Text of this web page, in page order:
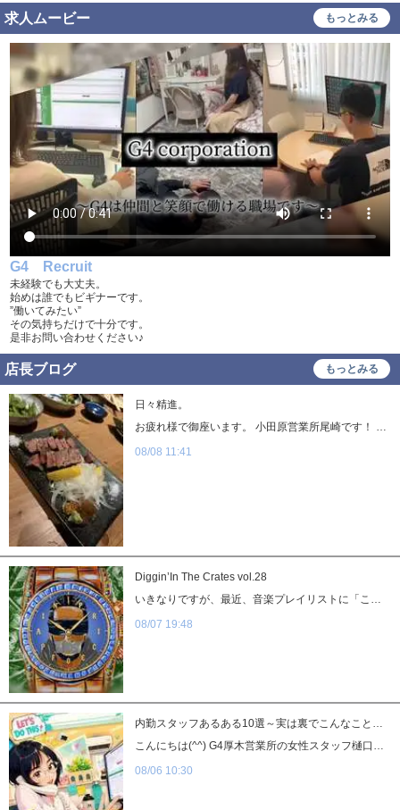
履歴書不要
幹部候補 車･バイク通勤可
髪型自由 服装自由
タトゥー可 制服貸与
入社祝い金支給 勤務地相談
WEB面接OK 在宅ワーク可
オフィス内分煙・禁煙 送迎車持込禁煙可
即日採用合否通達可 残業代支給
求人ムービー もっとみる
G4 Recruit
未経験でも大丈夫。
始めは誰でもビギナーです。
”働いてみたい”
その気持ちだけで十分です。
是非お問い合わせください♪
店長ブログ もっとみる
日々精進。
お疲れ様で御座います。 小田原営業所尾崎です！ 今年も残すところ半年きりましたね！！ 年々月日が経つのが早く感じる今日この頃。。。 昨日は社長にご馳走させていただきました。 どの料理もめちゃくちゃ美味しかったです！ ご馳走様でしたm(__)m 健康第一で日精進致します。 押忍。 経験やスキルよりも、 「やってみたい」という気持ちを大切にしています。 少しでも興味を持っていただけた方は、 ぜひお気軽にご応募ください。 ご応募を心よりお待ちしております。
08/08 11:41
Diggin’In The Crates vol.28
いきなりですが、最近、音楽プレイリストに「これだ！」という新しいスパイス足りていますか？ え？足りてない？妥協してるんじゃないよって話！ （ブログ久々過ぎてテンション感忘れてる） 今回は先月末にドロップされたばかりの超ホットな新曲をご紹介します！ 1.Follow My Lead/Dave East, Snoop Dogg & Harry Fraud NYハーレムの誇る生粋のリリシスト、Dave Eastが西海岸のSnoop Doggと、 天才プロデューサーのHarry Fraudとタッグを組んだ話題曲「Follow My Lead」 アルバム「Price of Pain」に収録されているこの1曲、リリックがヤバ過ぎる... 数年ぶりにHIPHOPのリリックで食らいました。 これぞHIPHOP。 BLACKMUSICってこういうこと。 from NYのリリシストには日常がコンパイルされています。 Snoopの入りもめちゃくちゃヤバイ。 「From zeros to heroes」 ストリートのカルマを話す訳ですが、わかりやすくHIPHOP。 From zeros to heroesの後、伝説のスタントマン、エベル・クニーベルで踏んでくる。 その後に繋がるも話したいんだけど、BLACKが過ぎて語れない！ トラックはバースの切れ間に尾っぽが付くだけのほぼワンループもの。 漢気あるね！こういうネタに当たった時って、あんまりこねくり回したくないものなんです。 結局は料理と同じで、素材が良ければそんなにテコ入れしなくて良いってこと。 音圧、音場とか関係ない。良いもんは良い。ただそれだけ！ なんだか久々に作りたくなってきちゃったな。 （AKAI、Native、BOSS、出番だよ） …と、ついトラックメイクの衝動に駆られてしまいましたが、今日の本題はここからです！ 音楽でも仕事でも、心を動かされる「本物」の熱量って伝播するもの。 私たちが今探しているのは、まさにそんな熱気を持って一緒に現場を盛り上げてくれる仲間です。 Snoopのラインじゃないですが、未経験から「From zeros to heroes」を目指したい方、大歓迎。 一緒に最高のバイブスを生み出す仕事、してみませんか？ それではまた次回のD.I.T.C.でお会いしましょう！
08/07 19:48
08/06 10:30